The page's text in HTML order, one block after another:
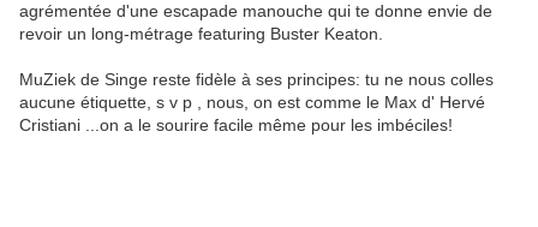
agrémentée d'une escapade manouche qui te donne envie de
revoir un long-métrage featuring Buster Keaton.
MuZiek de Singe reste fidèle à ses principes: tu ne nous colles
aucune étiquette, s v p , nous, on est comme le Max d' Hervé
Cristiani ...on a le sourire facile même pour les imbéciles!